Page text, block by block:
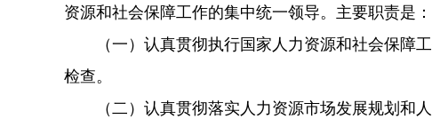
资源和社会保障工作的集中统一领导。主要职责是：
（一）认真贯彻执行国家人力资源和社会保障工
检查。
（二）认真贯彻落实人力资源市场发展规划和人